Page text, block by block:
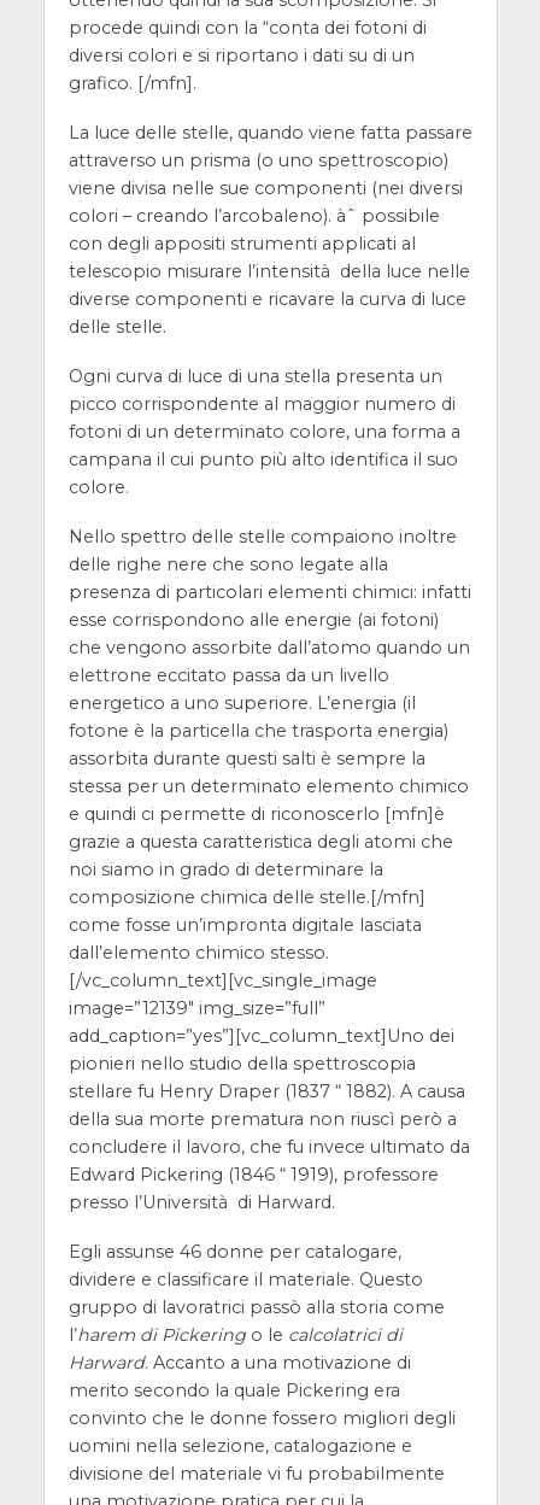
procede quindi con la “conta dei fotoni di
diversi colori e si riportano i dati su di un
grafico. [/mfn].
La luce delle stelle, quando viene fatta passare
attraverso un prisma (o uno spettroscopio)
viene divisa nelle sue componenti (nei diversi
colori – creando l’arcobaleno). àˆ possibile
con degli appositi strumenti applicati al
telescopio misurare l’intensità della luce nelle
diverse componenti e ricavare la curva di luce
delle stelle.
Ogni curva di luce di una stella presenta un
picco corrispondente al maggior numero di
fotoni di un determinato colore, una forma a
campana il cui punto più alto identifica il suo
colore.
Nello spettro delle stelle compaiono inoltre
delle righe nere che sono legate alla
presenza di particolari elementi chimici: infatti
esse corrispondono alle energie (ai fotoni)
che vengono assorbite dall’atomo quando un
elettrone eccitato passa da un livello
energetico a uno superiore. L’energia (il
fotone è la particella che trasporta energia)
assorbita durante questi salti è sempre la
stessa per un determinato elemento chimico
e quindi ci permette di riconoscerlo [mfn]è
grazie a questa caratteristica degli atomi che
noi siamo in grado di determinare la
composizione chimica delle stelle.[/mfn]
come fosse un’impronta digitale lasciata
dall’elemento chimico stesso.
[/vc_column_text][vc_single_image
image=”12139″ img_size=”full”
add_caption=”yes”][vc_column_text] Uno dei
pionieri nello studio della spettroscopia
stellare fu Henry Draper (1837 “ 1882). A causa
della sua morte prematura non riuscì però a
concludere il lavoro, che fu invece ultimato da
Edward Pickering (1846 “ 1919), professore
presso l’Università di Harward.
Egli assunse 46 donne per catalogare,
dividere e classificare il materiale. Questo
gruppo di lavoratrici passò alla storia come
l’harem di Pickeringo le calcolatrici di
Harward. Accanto a una motivazione di
merito secondo la quale Pickering era
convinto che le donne fossero migliori degli
uomini nella selezione, catalogazione e
divisione del materiale vi fu probabilmente